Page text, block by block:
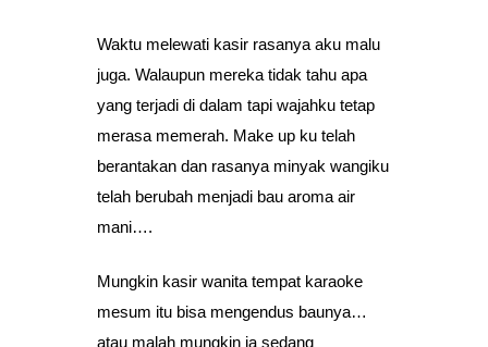
Waktu melewati kasir rasanya aku malu
juga. Walaupun mereka tidak tahu apa
yang terjadi di dalam tapi wajahku tetap
merasa memerah. Make up ku telah
berantakan dan rasanya minyak wangiku
telah berubah menjadi bau aroma air
mani….
Mungkin kasir wanita tempat karaoke
mesum itu bisa mengendus baunya…
atau malah mungkin ia sedang